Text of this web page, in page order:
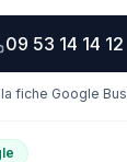
09 53 14 14 12
fiche Google